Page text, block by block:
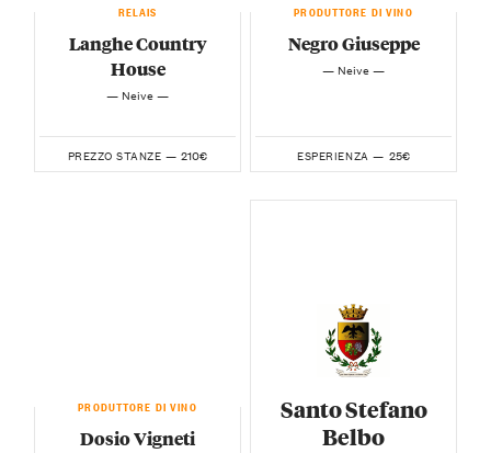
RELAIS
Langhe Country
House
— Neive —
PREZZO STANZE — 210€
PRODUTTORE DI VINO
Negro Giuseppe
— Neive —
ESPERIENZA — 25€
PRODUTTORE DI VINO
Dosio Vigneti
Santo Stefano
Belbo